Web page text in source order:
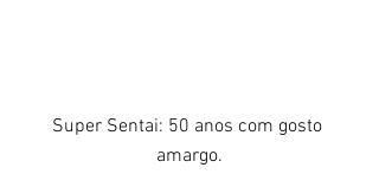
Super Sentai: 50 anos com gosto
amargo.